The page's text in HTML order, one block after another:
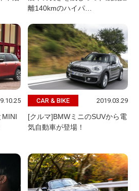
離140kmのハイパ…
MINI
CAR & BIKE 2019.03.29
[クルマ]BMWミニのSUVから電
気自動車が登場！